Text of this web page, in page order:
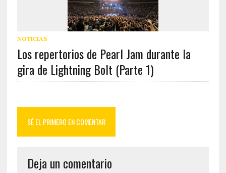
NOTICIAS
Los repertorios de Pearl Jam durante la
gira de Lightning Bolt (Parte 1)
SÉ EL PRIMERO EN COMENTAR
Deja un comentario